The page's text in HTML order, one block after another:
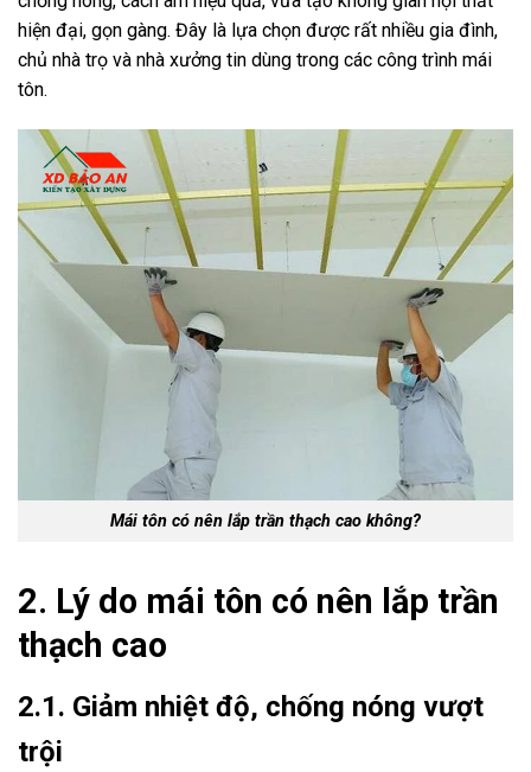
hiện đại, gọn gàng. Đây là lựa chọn được rất nhiều gia đình,
chủ nhà trọ và nhà xưởng tin dùng trong các công trình mái
tôn.
Mái tôn có nên lắp trần thạch cao không?
2. Lý do mái tôn có nên lắp trần
thạch cao
2.1. Giảm nhiệt độ, chống nóng vượt
trội